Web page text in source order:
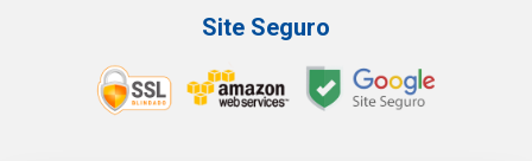
Site Seguro